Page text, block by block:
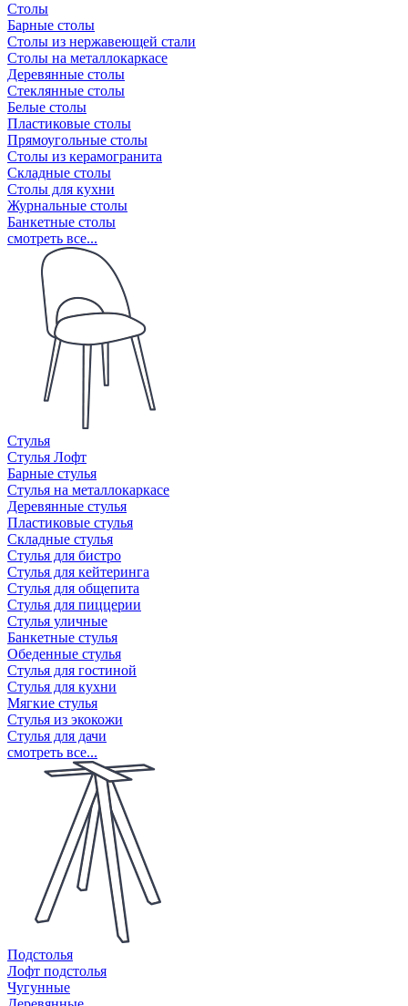
Столы
Барные столы
Столы из нержавеющей стали
Столы на металлокаркасе
Деревянные столы
Стеклянные столы
Белые столы
Пластиковые столы
Прямоугольные столы
Столы из керамогранита
Складные столы
Столы для кухни
Журнальные столы
Банкетные столы
смотреть все...
Стулья
Стулья Лофт
Барные стулья
Стулья на металлокаркасе
Деревянные стулья
Пластиковые стулья
Складные стулья
Стулья для бистро
Стулья для кейтеринга
Стулья для общепита
Стулья для пиццерии
Стулья уличные
Банкетные стулья
Обеденные стулья
Стулья для гостиной
Стулья для кухни
Мягкие стулья
Стулья из экокожи
Стулья для дачи
смотреть все...
Подстолья
Лофт подстолья
Чугунные